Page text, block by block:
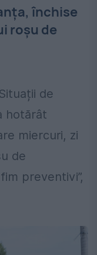
închise
roșu de
de
hotărât
miercuri, zi
de
preventivi”,